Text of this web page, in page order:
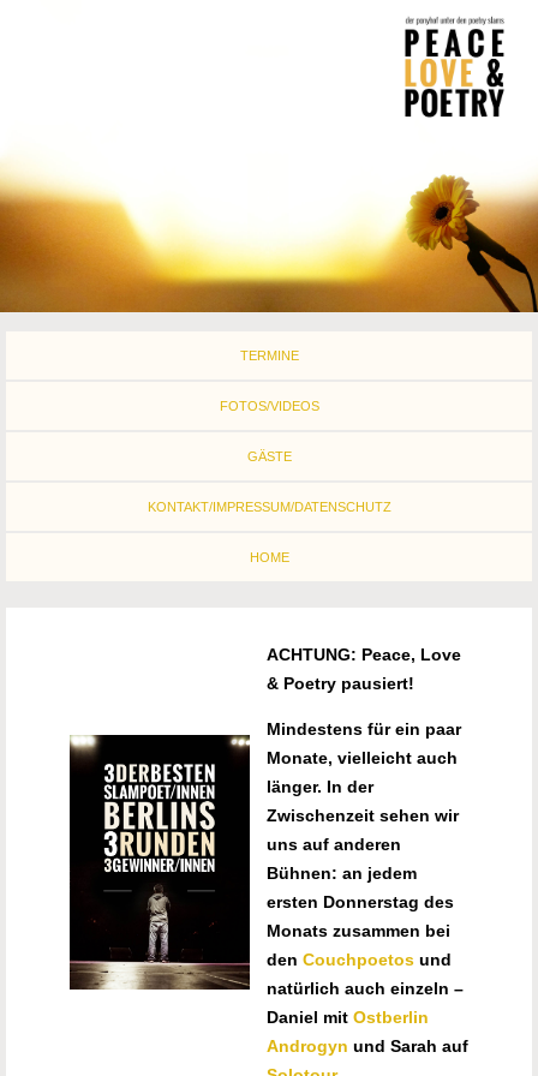
TERMINE
FOTOS/VIDEOS
GÄSTE
KONTAKT/IMPRESSUM/DATENSCHUTZ
HOME
ACHTUNG: Peace, Love
& Poetry pausiert!
Mindestens für ein paar
Monate, vielleicht auch
länger. In der
Zwischenzeit sehen wir
uns auf anderen
Bühnen: an jedem
ersten Donnerstag des
Monats zusammen bei
den Couchpoetos und
natürlich auch einzeln –
Daniel mit Ostberlin
Androgyn und Sarah auf